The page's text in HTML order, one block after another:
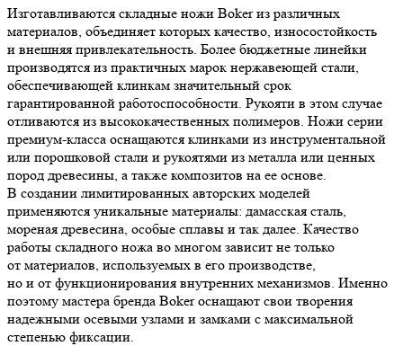
Изготавливаются складные ножи Boker из различных
материалов, объединяет которых качество, износостойкость
и внешняя привлекательность. Более бюджетные линейки
производятся из практичных марок нержавеющей стали,
обеспечивающей клинкам значительный срок
гарантированной работоспособности. Рукояти в этом случае
отливаются из высококачественных полимеров. Ножи серии
премиум-класса оснащаются клинками из инструментальной
или порошковой стали и рукоятями из металла или ценных
пород древесины, а также композитов на ее основе.
В создании лимитированных авторских моделей
применяются уникальные материалы: дамасская сталь,
мореная древесина, особые сплавы и так далее. Качество
работы складного ножа во многом зависит не только
от материалов, используемых в его производстве,
но и от функционирования внутренних механизмов. Именно
поэтому мастера бренда Boker оснащают свои творения
надежными осевыми узлами и замками с максимальной
степенью фиксации.